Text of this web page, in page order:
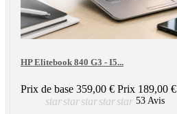
HP Elitebook 840 G3 - I5...
Prix de base 359,00 € Prix 189,00 €
starstarstarstarstar 53 Avis